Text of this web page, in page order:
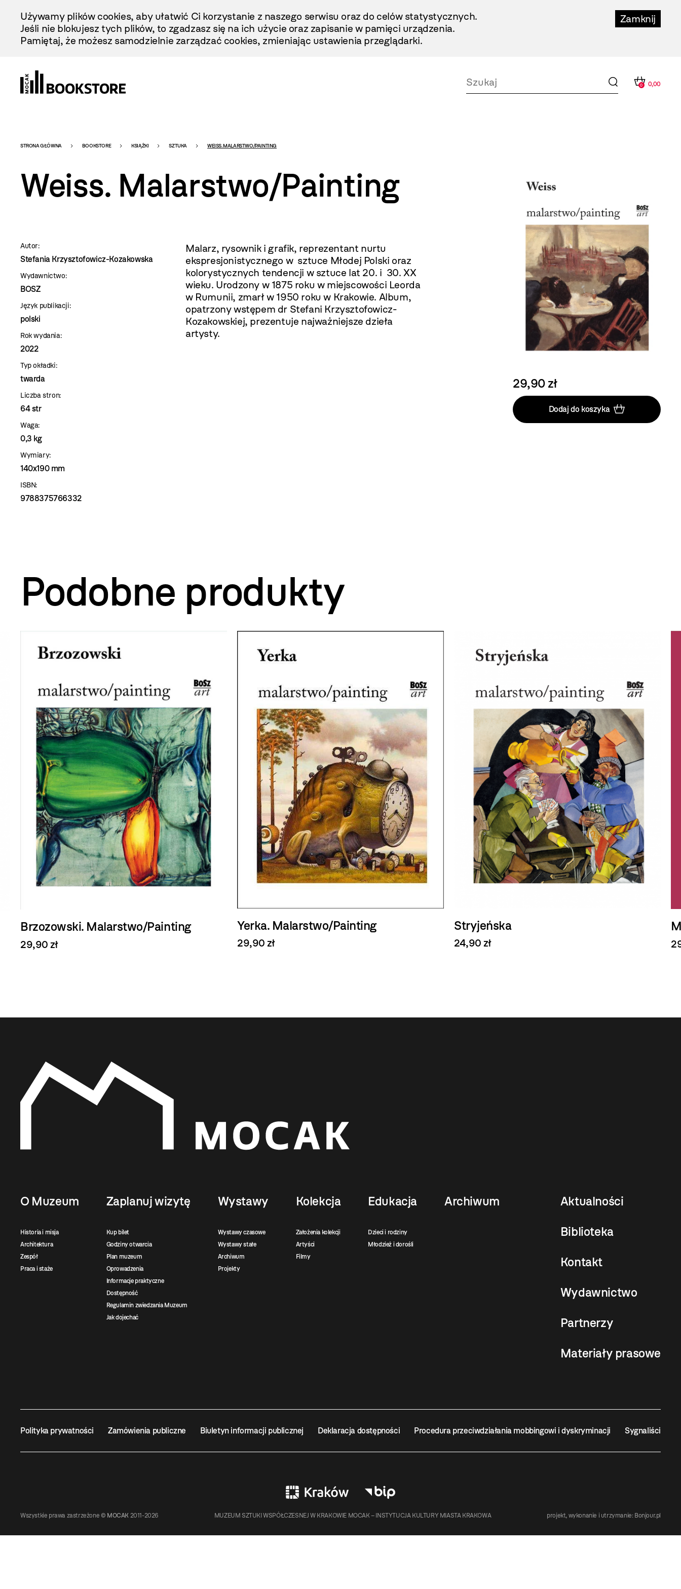
Treści
Zamknij
Używamy plików cookies, aby ułatwić Ci korzystanie z naszego serwisu oraz do celów statystycznych.
Jeśli nie blokujesz tych plików, to zgadzasz się na ich użycie oraz zapisanie w pamięci urządzenia.
Pamiętaj, że możesz samodzielnie zarządzać cookies, zmieniając ustawienia przeglądarki.
0 0,00
Bookstore
-
szablon
szczegóły
STRONA GŁÓWNA BOOKSTORE KSIĄŻKI SZTUKA WEISS. MALARSTWO/PAINTING
Weiss. Malarstwo/Painting
Autor:
Stefania Krzysztofowicz-Kozakowska
Wydawnictwo:
BOSZ
Język publikacji:
polski
Rok wydania:
2022
Typ okładki:
twarda
Liczba stron:
64 str
Waga:
0,3 kg
Wymiary:
140x190 mm
ISBN:
9788375766332
Malarz, rysownik i grafik, reprezentant nurtu
ekspresjonistycznego w sztuce Młodej Polski oraz
kolorystycznych tendencji w sztuce lat 20. i 30. XX
wieku. Urodzony w 1875 roku w miejscowości Leorda
w Rumunii, zmarł w 1950 roku w Krakowie. Album,
opatrzony wstępem dr Stefani Krzysztofowicz-
Kozakowskiej, prezentuje najważniejsze dzieła
artysty.
29,90 zł
Dodaj do koszyka
Podobne produkty
Brzozowski. Malarstwo/Painting
29,90 zł
Yerka. Malarstwo/Painting
29,90 zł
Stryjeńska
24,90 zł
O Muzeum
Historia i misja
Architektura
Zespół
Praca i staże
Zaplanuj wizytę
Kup bilet
Godziny otwarcia
Plan muzeum
Oprowadzenia
Informacje praktyczne
Dostępność
Regulamin zwiedzania Muzeum
Jak dojechać
Wystawy
Wystawy czasowe
Wystawy stałe
Archiwum
Projekty
Kolekcja
Założenia kolekcji
Artyści
Filmy
Edukacja
Dzieci i rodziny
Młodzież i dorośli
Archiwum Aktualności
Biblioteka
Kontakt
Wydawnictwo
Partnerzy
Materiały prasowe
Polityka prywatności Zamówienia publiczne Biuletyn informacji publicznej Deklaracja dostępności Procedura przeciwdziałania mobbingowi i dyskryminacji Sygnaliści
Wszystkie prawa zastrzeżone © MOCAK 2011-2026 MUZEUM SZTUKI WSPÓŁCZESNEJ W KRAKOWIE MOCAK – INSTYTUCJA KULTURY MIASTA KRAKOWA projekt, wykonanie i utrzymanie: Bonjour.pl